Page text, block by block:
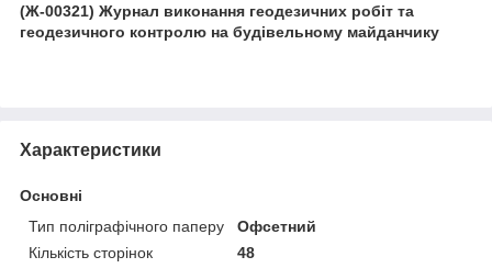
(Ж-00321) Журнал виконання геодезичних робіт та
геодезичного контролю на будівельному майданчику
Характеристики
Основні
Тип поліграфічного паперу
Офсетний
Кількість сторінок
48